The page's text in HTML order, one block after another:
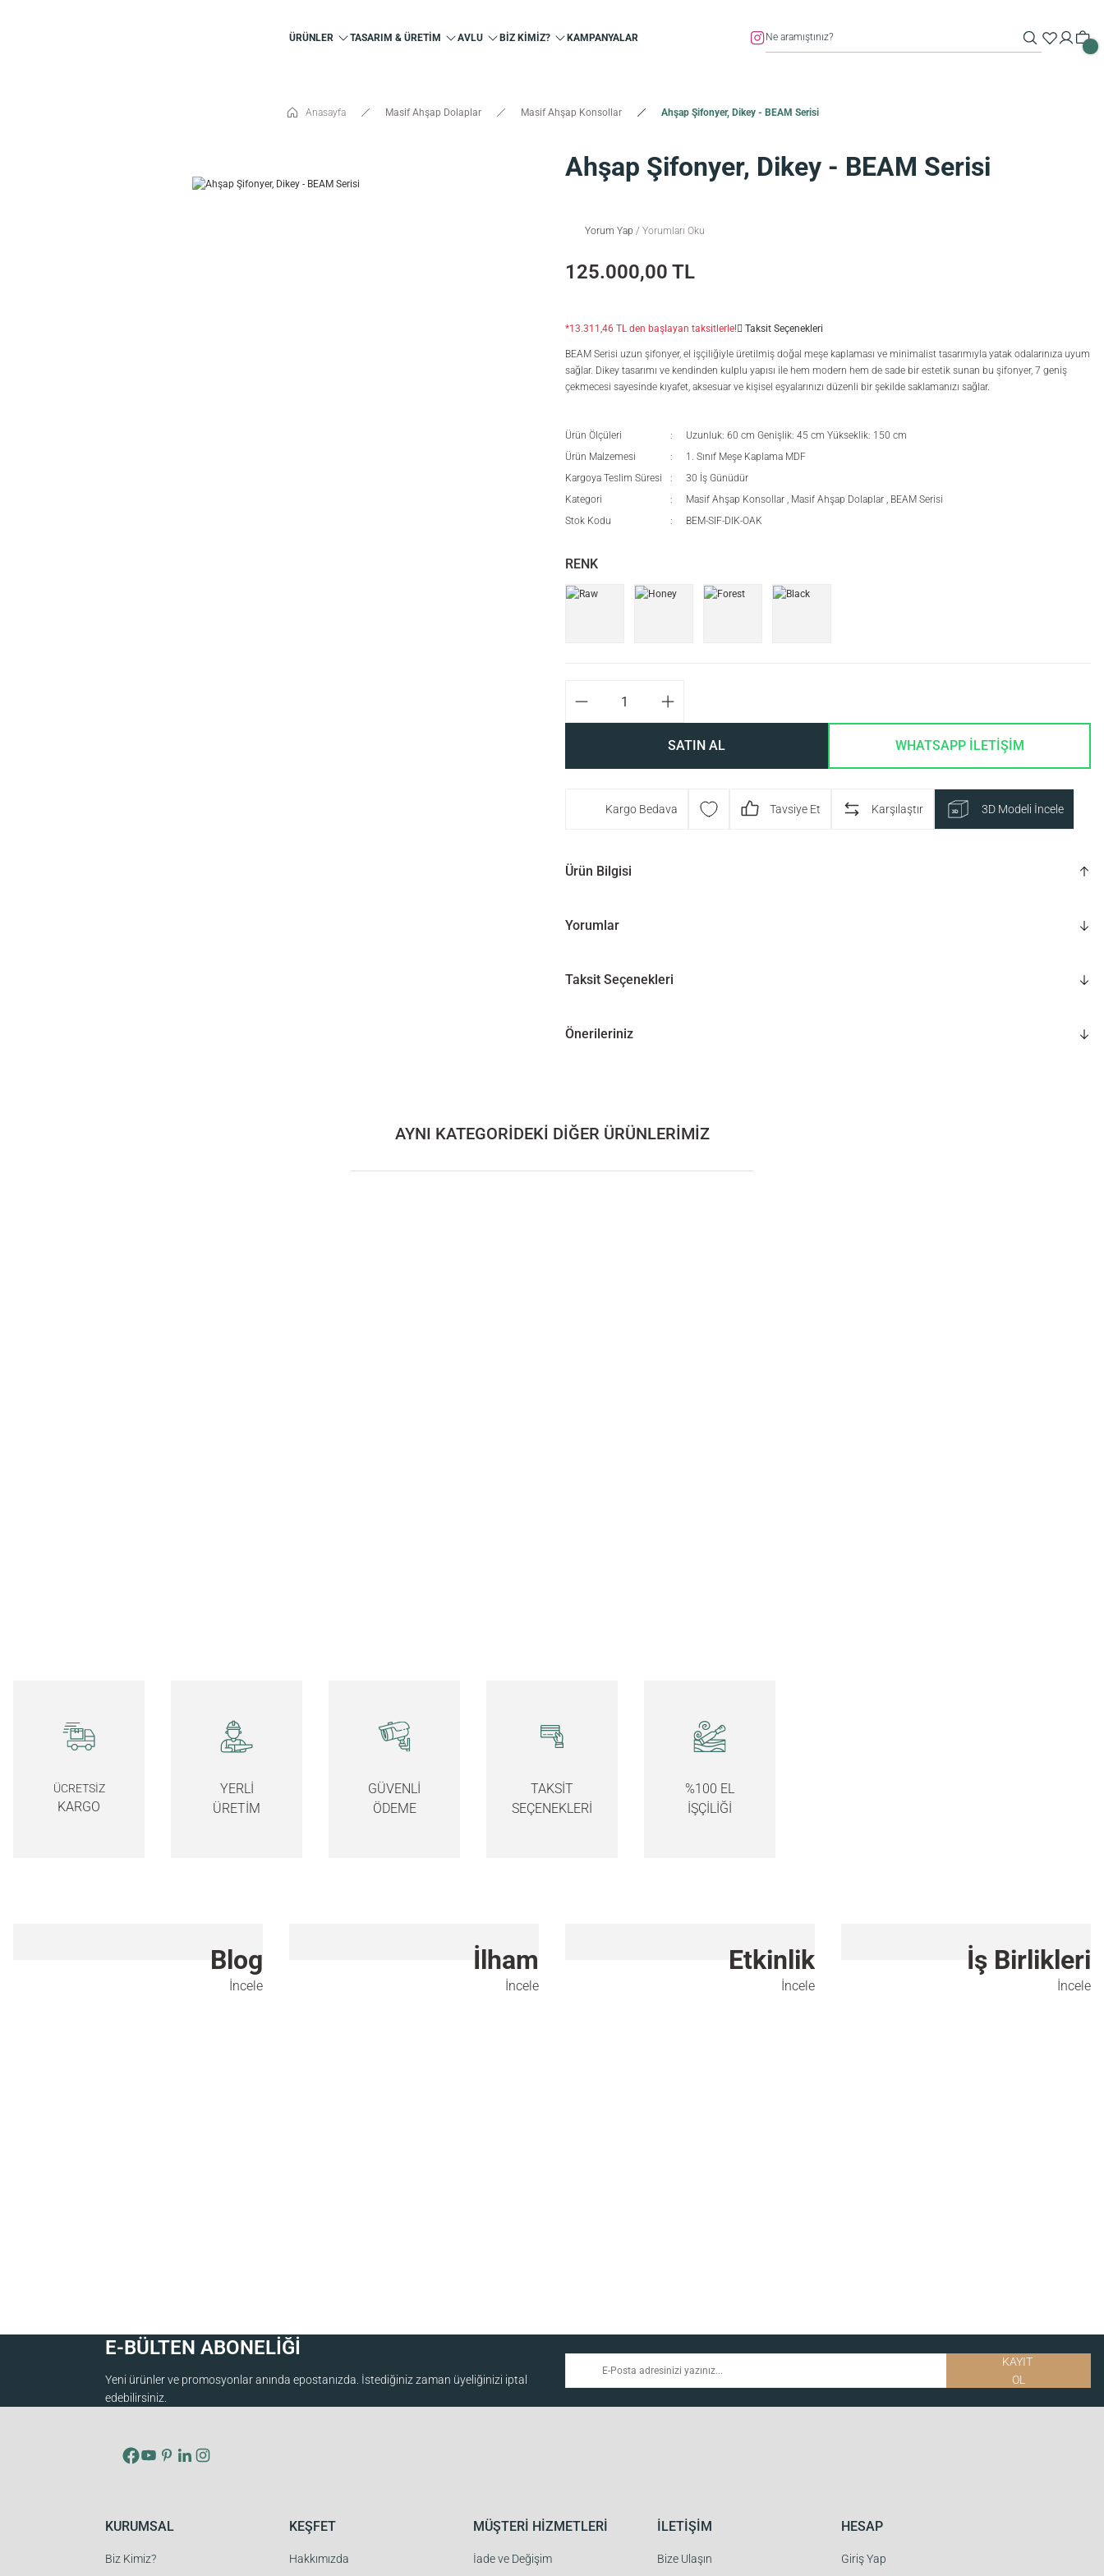
ÜRÜNLER TASARIM & ÜRETİM AVLU BİZ KİMİZ? KAMPANYALAR
Anasayfa Masif Ahşap Dolaplar Masif Ahşap Konsollar Ahşap Şifonyer, Dikey - BEAM Serisi
Ahşap Şifonyer, Dikey - BEAM Serisi
Yorum Yap / Yorumları Oku
125.000,00 TL
*13.311,46 TL den başlayan taksitlerle! Taksit Seçenekleri
BEAM Serisi uzun şifonyer, el işçiliğiyle üretilmiş doğal meşe kaplaması ve minimalist tasarımıyla yatak odalarınıza uyum
sağlar. Dikey tasarımı ve kendinden kulplu yapısı ile hem modern hem de sade bir estetik sunan bu şifonyer, 7 geniş
çekmecesi sayesinde kıyafet, aksesuar ve kişisel eşyalarınızı düzenli bir şekilde saklamanızı sağlar.
Ürün Ölçüleri
Uzunluk: 60 cm Genişlik: 45 cm Yükseklik: 150 cm
Ürün Malzemesi
1. Sınıf Meşe Kaplama MDF
Kargoya Teslim Süresi
30 İş Günüdür
Kategori
Masif Ahşap Konsollar , Masif Ahşap Dolaplar , BEAM Serisi
Stok Kodu
BEM-SIF-DIK-OAK
RENK
SATIN AL WHATSAPP İLETİŞİM
Kargo Bedava Tavsiye Et Karşılaştır 3D Modeli İncele
Ürün Bilgisi
Yorumlar
Taksit Seçenekleri
Önerileriniz
AYNI KATEGORİDEKİ DİĞER ÜRÜNLERİMİZ
ÜCRETSİZ
KARGO
YERLİ
ÜRETİM
GÜVENLİ
ÖDEME
TAKSİT
SEÇENEKLERİ
%100 EL
İŞÇİLİĞİ
Blog
İncele
İlham
İncele
Etkinlik
İncele
İş Birlikleri
İncele
E-BÜLTEN ABONELİĞİ
Yeni ürünler ve promosyonlar anında epostanızda. İstediğiniz zaman üyeliğinizi iptal
edebilirsiniz.
KAYIT
OL
KURUMSAL
Biz Kimiz?
KEŞFET
Hakkımızda
MÜŞTERİ HİZMETLERİ
İade ve Değişim
İLETİŞİM
Bize Ulaşın
HESAP
Giriş Yap